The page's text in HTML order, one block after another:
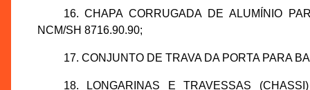
16. CHAPA CORRUGADA DE ALUMÍNIO
NCM/SH 8716.90.90;
17. CONJUNTO DE TRAVA DA PORTA PARA
18. LONGARINAS E TRAVESSAS